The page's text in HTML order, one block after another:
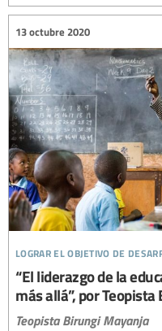
lograr el objetivo de
13 octubre 2020
“El liderazgo de la
más allá”, por
Teopista Birungi Mayanja